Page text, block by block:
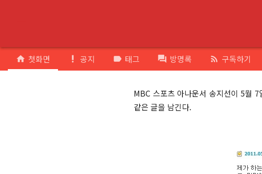
home 첫화면 priority_high 공지 label 태그 forum 방명록 rss_feed 구독하기
MBC 스포츠 아나운서 송지선이 5월
같은 글을 남긴다.